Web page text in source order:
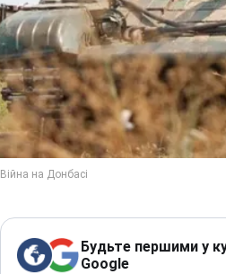
Будьте першими у
Google